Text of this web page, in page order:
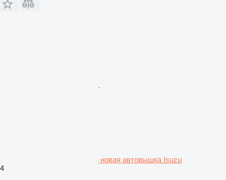
новая автовышка Isuzu
4